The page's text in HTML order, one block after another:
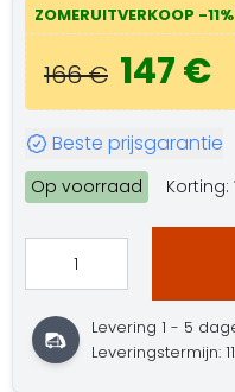
ZOMERUITVERKOOP -11%
166 € 147 €
Beste prijsgarantie
Op voorraad Korting:
Levering 1 - 5
Leveringstermijn: